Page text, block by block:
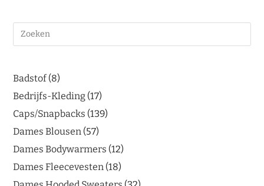
Badstof 8
Bedrijfs-Kleding 17
Caps/Snapbacks 139
Dames Blousen 57
Dames Bodywarmers 12
Dames Fleecevesten 18